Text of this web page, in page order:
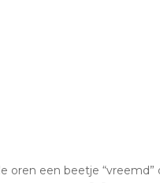
oren een beetje “vreemd”